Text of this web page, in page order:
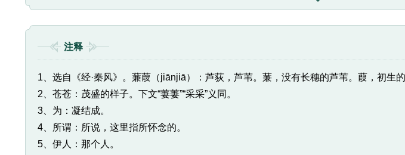
顺流而下寻寻觅觅，她（他）仿佛在水中的沙滩。
注释
1、选自《经·秦风》。蒹葭（jiānjiā）：芦荻，芦苇。蒹，没有长穗的芦苇。葭，初生的
2、苍苍：茂盛的样子。下文“萋萋”“采采”义同。
3、为：凝结成。
4、所谓：所说，这里指所怀念的。
5、伊人：那个人。